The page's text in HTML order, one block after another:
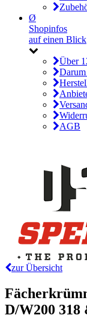
Ø
Shopinfos
auf einen Blick
Über
AGB
zur Übersicht
D/W200 318